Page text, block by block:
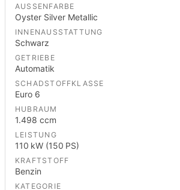
AUSSENFARBE
Oyster Silver Metallic
INNENAUSSTATTUNG
Schwarz
GETRIEBE
Automatik
SCHADSTOFFKLASSE
Euro 6
HUBRAUM
1.498 ccm
LEISTUNG
110 kW (150 PS)
KRAFTSTOFF
Benzin
KATEGORIE